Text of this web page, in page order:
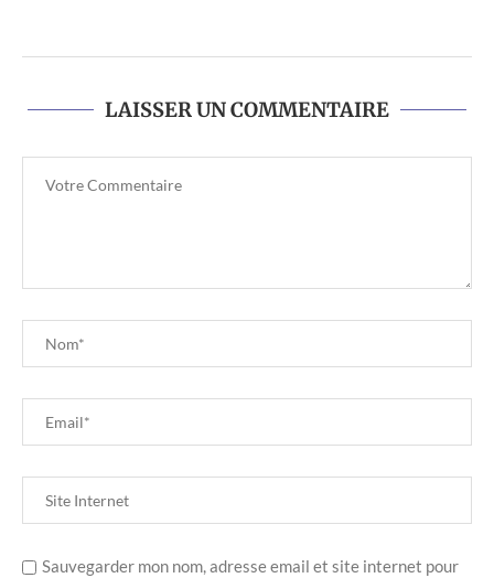
LAISSER UN COMMENTAIRE
Sauvegarder mon nom, adresse email et site internet pour